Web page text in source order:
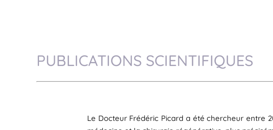
PUBLICATIONS SCIENTIFIQUES
Le Docteur Frédéric Picard a été chercheur entre